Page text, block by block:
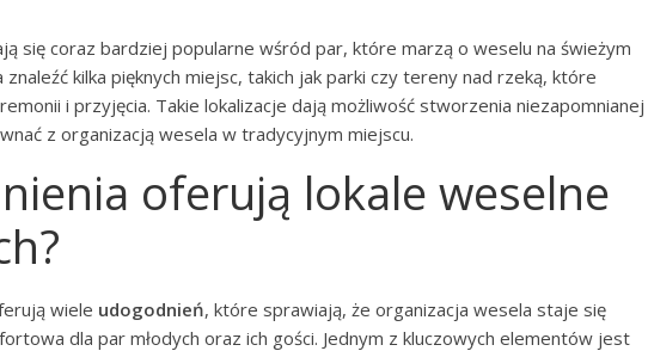
się coraz bardziej popularne wśród par, które marzą o weselu na świeżym
kilka pięknych miejsc, takich jak parki czy tereny nad rzeką, które
i przyjęcia. Takie lokalizacje dają możliwość stworzenia niezapomnianej
z organizacją wesela w tradycyjnym miejscu.
oferują lokale weselne
wiele udogodnień, które sprawiają, że organizacja wesela staje się
dla par młodych oraz ich gości. Jednym z kluczowych elementów jest